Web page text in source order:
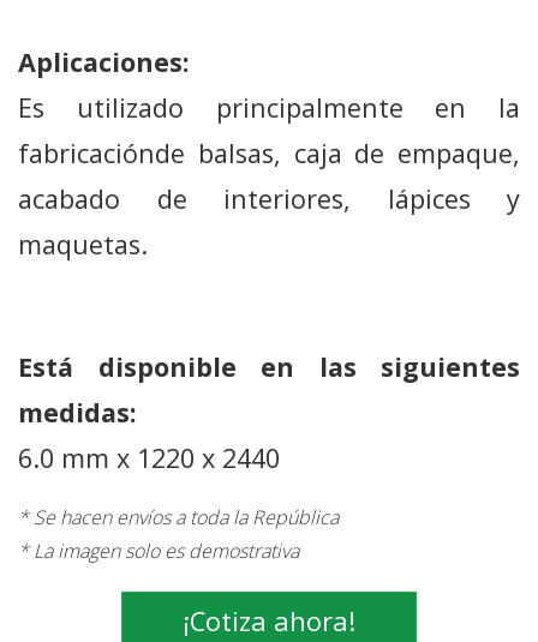
Aplicaciones:
Es utilizado principalmente en la
fabricaciónde balsas, caja de empaque,
acabado de interiores, lápices y
maquetas.
Está disponible en las siguientes
medidas:
6.0 mm x 1220 x 2440
* Se hacen envíos a toda la República
* La imagen solo es demostrativa
¡Cotiza ahora!